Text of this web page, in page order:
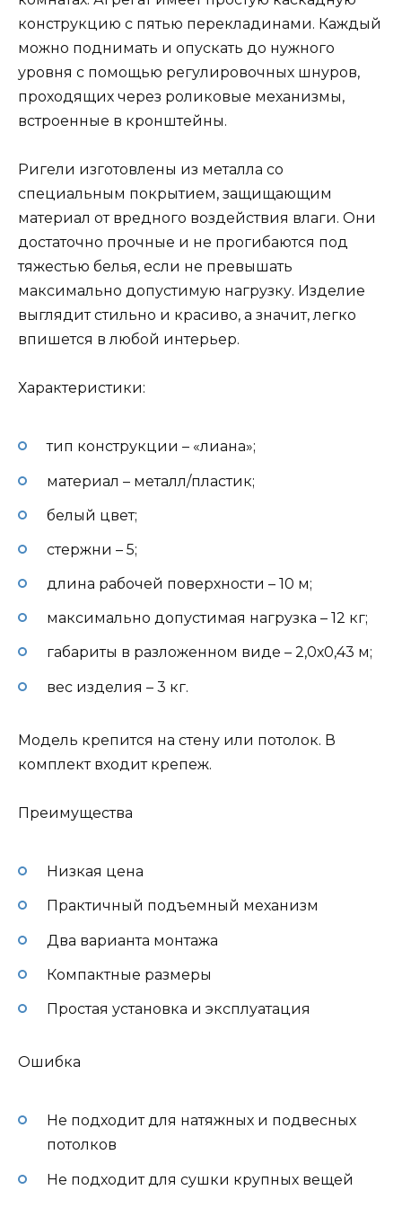
конструкцию с пятью перекладинами. Каждый
можно поднимать и опускать до нужного
уровня с помощью регулировочных шнуров,
проходящих через роликовые механизмы,
встроенные в кронштейны.
Ригели изготовлены из металла со
специальным покрытием, защищающим
материал от вредного воздействия влаги. Они
достаточно прочные и не прогибаются под
тяжестью белья, если не превышать
максимально допустимую нагрузку. Изделие
выглядит стильно и красиво, а значит, легко
впишется в любой интерьер.
Характеристики:
тип конструкции – «лиана»;
материал – металл/пластик;
белый цвет;
стержни – 5;
длина рабочей поверхности – 10 м;
максимально допустимая нагрузка – 12 кг;
габариты в разложенном виде – 2,0х0,43 м;
вес изделия – 3 кг.
Модель крепится на стену или потолок. В
комплект входит крепеж.
Преимущества
Низкая цена
Практичный подъемный механизм
Два варианта монтажа
Компактные размеры
Простая установка и эксплуатация
Ошибка
Не подходит для натяжных и подвесных
потолков
Не подходит для сушки крупных вещей